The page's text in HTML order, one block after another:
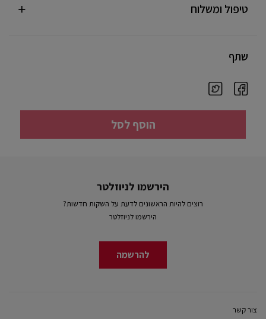
טיפול ומשלוח
שתף
הוסף לסל
הירשמו לניוזלטר
רוצים להיות הראשונים לדעת על השקות חדשות?
הירשמו לניוזלטר
להרשמה
צור קשר